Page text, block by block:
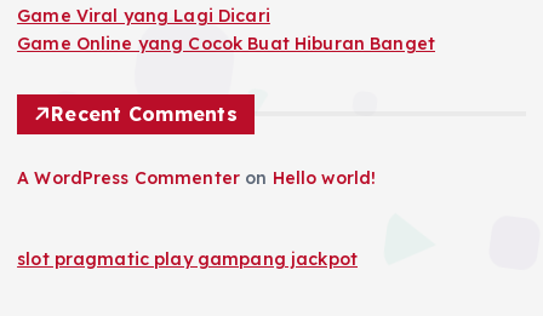
Game Viral yang Lagi Dicari
Game Online yang Cocok Buat Hiburan Banget
Recent Comments
A WordPress Commenter on Hello world!
slot pragmatic play gampang jackpot